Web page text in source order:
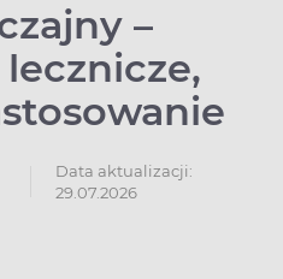
–
Data aktualizacji:
29.07.2026